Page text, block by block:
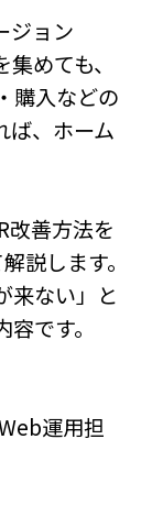
ジョン
めても、
購入などの
ば、ホーム
改善方法を
説します。
来ない」と
です。
運用担